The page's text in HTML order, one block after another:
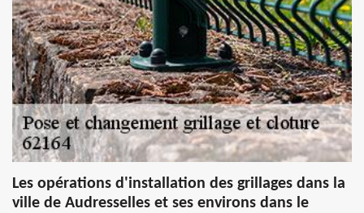
Les opérations d'installation des grillages dans la
ville de Audresselles et ses environs dans le